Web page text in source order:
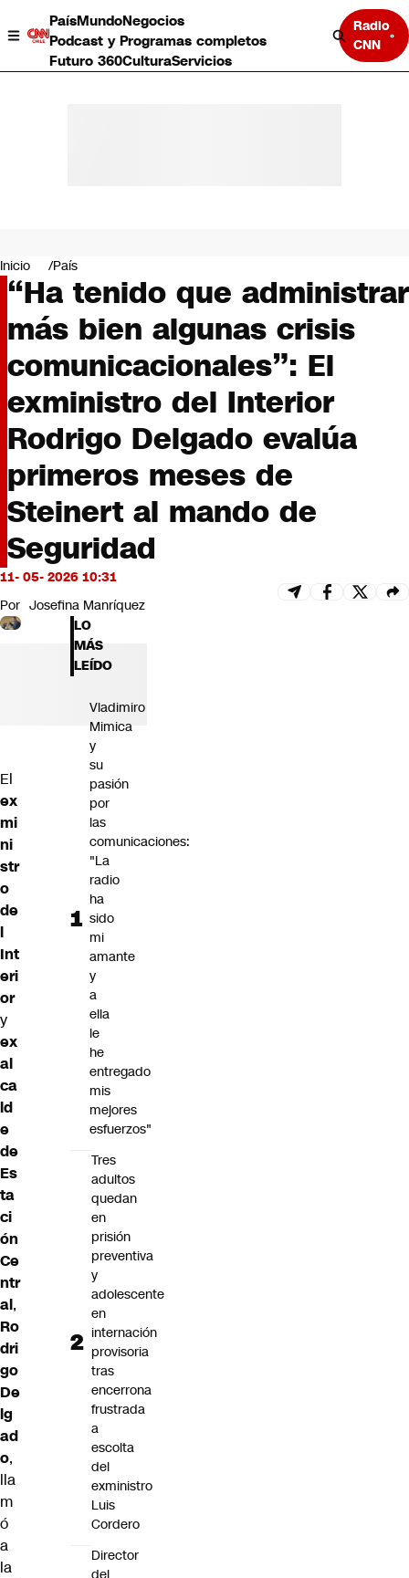
PaísMundoNegocios
Podcast y Programas completos
Futuro 360CulturaServicios
Radio
CNN
Negocios
Deportes
Programas completos
Cultura
Servicios
Bits
CNN tiempo
Futuro 360
Opinión
Inicio País
“Ha tenido que administrar
más bien algunas crisis
comunicacionales”: El
exministro del Interior
Rodrigo Delgado evalúa
primeros meses de
Steinert al mando de
Seguridad
11- 05- 2026 10:31
Por Josefina Manríquez
El
ex
mi
ni
str
o
de
l
Int
eri
or
y
ex
al
ca
ld
e
de
Es
ta
ci
ón
Ce
ntr
al,
Ro
dri
go
De
lg
ad
o,
lla
m
ó
a
la
LO
MÁS
LEÍDO
Vladimiro
Mimica
y
su
pasión
por
las
comunicaciones:
"La
radio
ha
sido
mi
amante
y
a
ella
le
he
entregado
mis
mejores
esfuerzos"
Tres
adultos
quedan
en
prisión
preventiva
y
adolescente
en
internación
provisoria
tras
encerrona
frustrada
a
escolta
del
exministro
Luis
Cordero
Director
del